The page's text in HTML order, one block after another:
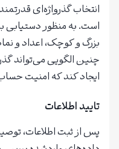
انتخاب گذرواژه‌ای
است. به منظور دستیابی
بزرگ و کوچک، اعداد و
چنین الگویی می‌تواند
ایجاد کند که امنیت
تایید اطلاعات
پس از ثبت اطلاعات،